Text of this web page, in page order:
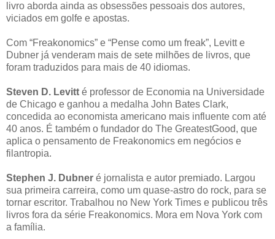
livro aborda ainda as obsessões pessoais dos autores,
viciados em golfe e apostas.
Com “Freakonomics” e “Pense como um freak”, Levitt e
Dubner já venderam mais de sete milhões de livros, que
foram traduzidos para mais de 40 idiomas.
Steven D. Levitt é professor de Economia na Universidade
de Chicago e ganhou a medalha John Bates Clark,
concedida ao economista americano mais influente com até
40 anos. É também o fundador do The GreatestGood, que
aplica o pensamento de Freakonomics em negócios e
filantropia.
Stephen J. Dubner é jornalista e autor premiado. Largou
sua primeira carreira, como um quase-astro do rock, para se
tornar escritor. Trabalhou no New York Times e publicou três
livros fora da série Freakonomics. Mora em Nova York com
a família.